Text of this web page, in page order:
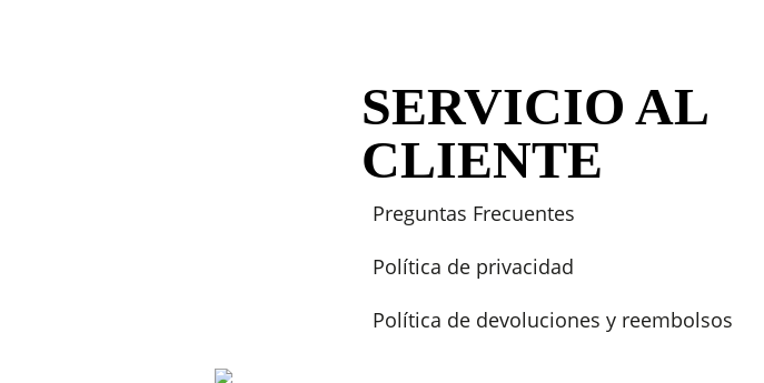
SERVICIO AL
CLIENTE
Preguntas Frecuentes
Política de privacidad
Política de devoluciones y reembolsos